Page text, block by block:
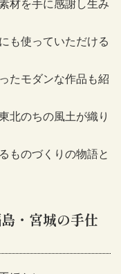
材を手に感謝し生み
も使っていただける
たモダンな作品も紹
北のちの風土が織り
ものづくりの物語と
・宮城の手仕